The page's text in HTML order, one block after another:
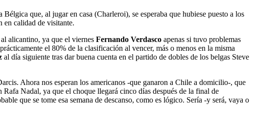
que, al jugar en casa (Charleroi), se esperaba que hubiese puesto a los
en calidad de visitante.
alicantino, ya que el viernes Fernando Verdasco apenas si tuvo problemas
el 80% de la clasificación al vencer, más o menos en la misma
al día siguiente tras dar buena cuenta en el partido de dobles de los belgas Steve
Ahora nos esperan los americanos -que ganaron a Chile a domicilio-, que
Nadal, ya que el choque llegará cinco días después de la final de
que se tome esa semana de descanso, como es lógico. Sería -y será, vaya o